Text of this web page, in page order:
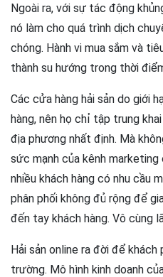
Ngoài ra, với sự tác động
nó làm cho quá trình dịch
chóng. Hành vi mua sắm và
thành su hướng trong thời
Các cửa hàng hải sản do giới
hàng, nên họ chỉ tập trung
địa phương nhất định. Mà
sức mạnh của kênh marketing
nhiều khách hàng có nhu cầu
phân phối không đủ rộng để
đến tay khách hàng. Vô cùng
Hải sản online ra đời để
trường. Mô hình kinh doanh